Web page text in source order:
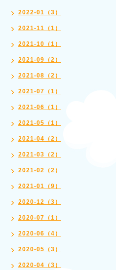
2022-01（3）
2021-11（1）
2021-10（1）
2021-09（2）
2021-08（2）
2021-07（1）
2021-06（1）
2021-05（1）
2021-04（2）
2021-03（2）
2021-02（2）
2021-01（9）
2020-12（3）
2020-07（1）
2020-06（4）
2020-05（3）
2020-04（3）